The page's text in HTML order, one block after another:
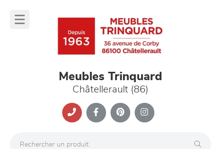
Meubles Trinquard
Châtellerault (86)